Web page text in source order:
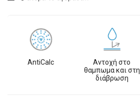
AntiCalc
Αντοχή στο
θαμπωμα και στη
διάβρωση